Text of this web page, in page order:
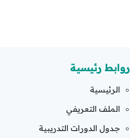
روابط رئيسية
الرئيسية
الملف التعريفي
جدول الدورات التدريبية